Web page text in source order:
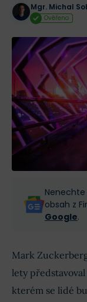
Mgr. Michal
Ověřeno
Nenechte
obsah z
Google.
Mark
lety
kterém se lidé